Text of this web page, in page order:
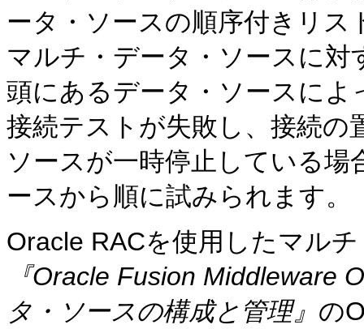
ータ・ソースの順序付きリ
マルチ・データ・ソースに
頭にあるデータ・ソースに
接続テストが失敗し、接続の
ソースが一時停止している
ースから順に試みられます。
Oracle RACを使用したマル
『Oracle Fusion Middleware
タ・ソースの構成と管理』 の